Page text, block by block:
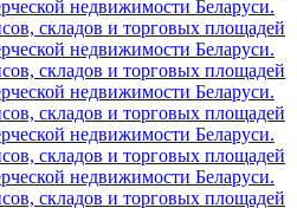
недвижимости Беларуси.
складов и торговых площадей
недвижимости Беларуси.
складов и торговых площадей
недвижимости Беларуси.
складов и торговых площадей
недвижимости Беларуси.
складов и торговых площадей
недвижимости Беларуси.
складов и торговых площадей